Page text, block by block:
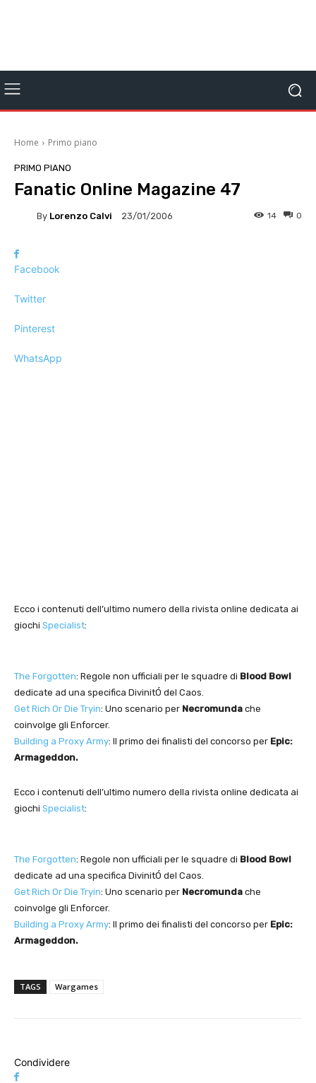
Home Primo piano
PRIMO PIANO
Fanatic Online Magazine 47
By Lorenzo Calvi 23/01/2006 0
14
Facebook
Twitter
Pinterest
WhatsApp
Ecco i contenuti dell’ultimo numero della rivista online dedicata ai
giochi Specialist:
The Forgotten: Regole non ufficiali per le squadre di Blood Bowl
dedicate ad una specifica DivinitÓ del Caos.
Get Rich Or Die Tryin: Uno scenario per Necromunda che
coinvolge gli Enforcer.
Building a Proxy Army: Il primo dei finalisti del concorso per Epic:
Armageddon.
Ecco i contenuti dell’ultimo numero della rivista online dedicata ai
giochi Specialist:
The Forgotten: Regole non ufficiali per le squadre di Blood Bowl
dedicate ad una specifica DivinitÓ del Caos.
Get Rich Or Die Tryin: Uno scenario per Necromunda che
coinvolge gli Enforcer.
Building a Proxy Army: Il primo dei finalisti del concorso per Epic:
Armageddon.
TAGS Wargames
Condividere